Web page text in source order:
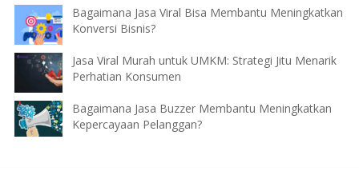
Bagaimana Jasa Viral Bisa Membantu Meningkatkan
Konversi Bisnis?
Jasa Viral Murah untuk UMKM: Strategi Jitu Menarik
Perhatian Konsumen
Bagaimana Jasa Buzzer Membantu Meningkatkan
Kepercayaan Pelanggan?